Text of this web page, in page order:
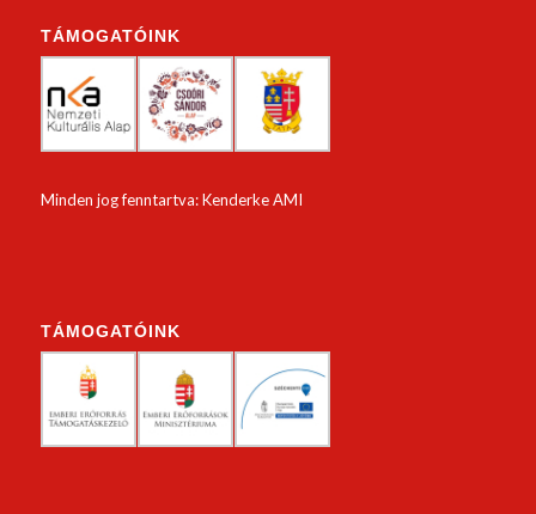
TÁMOGATÓINK
Minden jog fenntartva: Kenderke AMI
TÁMOGATÓINK